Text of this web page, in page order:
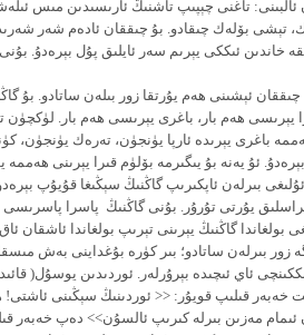
ئالبىنى: تاغنى چېپىپ تاشنىڭ ئارىسىدىن مىس
تېشى بۆلەك چىقادو. بۇ چىققان ئادەم شەر
خاندىن ئىككى يېرىم سەر ئايلىق پۇل بېرەدۇ. بۇنى
ئېشىنى ھەم يۇرتقا زور بىلەن ساتادو. بۇ
يېرىسى ھەم بار، باغرى يېرىسى ھەم بار. لۈكچۈن
باغرى يېرىدە ئارپا يۈنجۈن، تەرەك
ئۇ يەنە بۇ يىگىرمە بۆلۈم قىرا يېرىنى
بىرلەن ئاپكىرىپ گاڭنىڭ سېڭىغا قۇيۇپ
يۇرتى تۇرۇر. بۇنى گاڭنىڭ پاسرا پاسرىسى
بولغاندا گاڭنىڭ يېرىنى تېرىپ بولغاندا ئاشقان
زور بىرلەن ساتادو؛ بىر كۈرە بۇغداينى بەش
ئاي ئىچىدە بېرۇرلەر. ئوردىدىن يوسۇل(
قىلىپ قويۇر: << ئوردىنىڭ سېڭىنى ئاشتى!
ئىمام مەزىن بىرلە كىرىپ ئالسۇن>> دەپ خەبەر